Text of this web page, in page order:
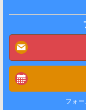
フォ